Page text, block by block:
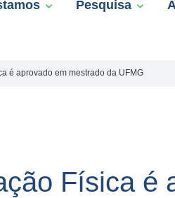
Pesquisa
é aprovado em mestrado da UFMG
Física é